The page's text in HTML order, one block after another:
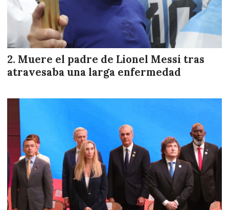
Muere el padre de Lionel Messi tras
atravesaba una larga enfermedad